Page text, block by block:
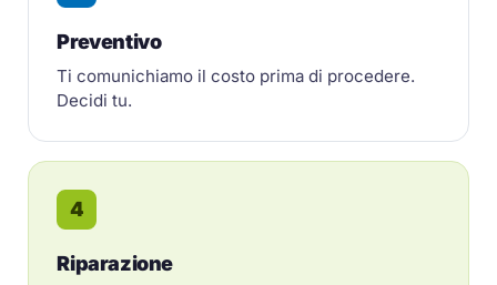
Preventivo
Ti comunichiamo il costo prima di procedere.
Decidi tu.
4
Riparazione